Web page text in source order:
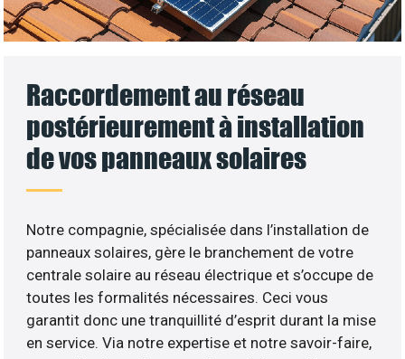
Raccordement au réseau
postérieurement à installation
de vos panneaux solaires
Notre compagnie, spécialisée dans l’installation de
panneaux solaires, gère le branchement de votre
centrale solaire au réseau électrique et s’occupe de
toutes les formalités nécessaires. Ceci vous
garantit donc une tranquillité d’esprit durant la mise
en service. Via notre expertise et notre savoir-faire,